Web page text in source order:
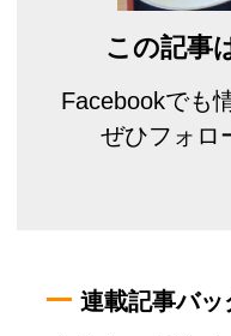
この記事
Facebookでも
ぜひフォロ
連載記事バッ